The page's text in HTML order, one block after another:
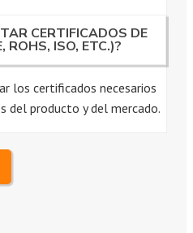
CERTIFICADOS DE
ROHS, ISO, ETC.)?
los certificados necesarios
del producto y del mercado.